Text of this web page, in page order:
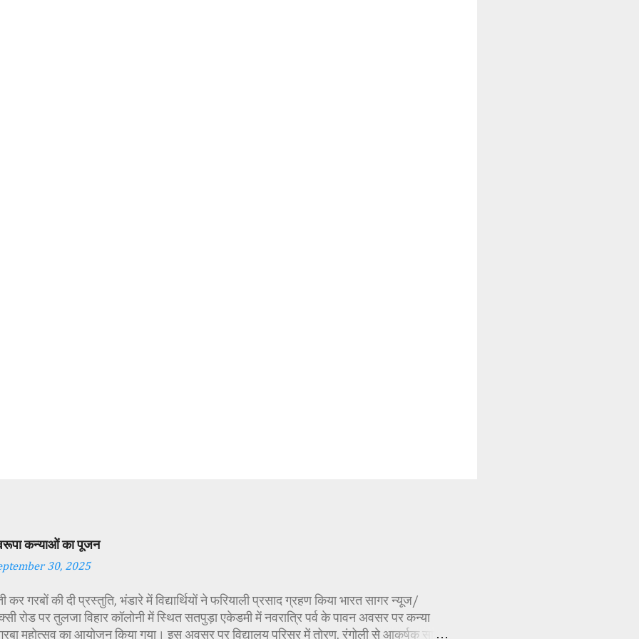
कन्याओं का पूजन
30, 2025
कर गरबों की दी प्रस्तुति, भंडारे में विद्यार्थियों ने फरियाली प्रसाद ग्रहण किया भारत सागर न्यूज/
रोड पर तुलजा विहार कॉलोनी में स्थित सतपुड़ा एकेडमी में नवरात्रि पर्व के पावन अवसर पर कन्या
महोत्सव का आयोजन किया गया। इस अवसर पर विद्यालय परिसर में तोरण, रंगोली से आकर्षक साज-